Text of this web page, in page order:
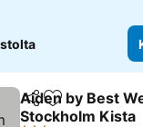
Jaa Lisää
Aiden by Best
Stockholm Kista